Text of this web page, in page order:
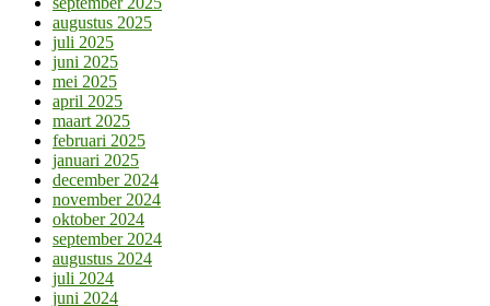
augustus 2025
juli 2025
juni 2025
mei 2025
april 2025
maart 2025
februari 2025
januari 2025
december 2024
november 2024
oktober 2024
september 2024
augustus 2024
juli 2024
juni 2024